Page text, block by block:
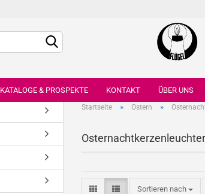
KATALOGE & PROSPEKTE KONTAKT ÜBER UNS
Startseite » Ostern »
Osternachtkerzenleuchter
Sortieren nach